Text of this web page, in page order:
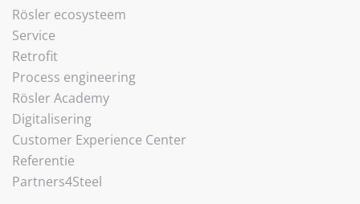
Rösler ecosysteem
Service
Retrofit
Process engineering
Rösler Academy
Digitalisering
Customer Experience Center
Referentie
Partners4Steel